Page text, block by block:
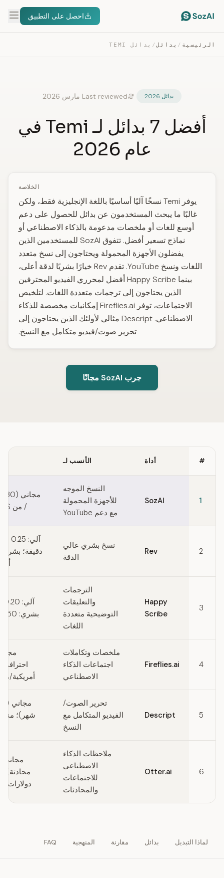
احصل على التطبيق
الرئيسية / بدائل/ بدائل TEMI
بدائل 2026 Last reviewed مارس 2026
أفضل 7 بدائل لـ Temi في
عام 2026
الخلاصة
يوفر Temi نسخًا آليًا أساسيًا باللغة الإنجليزية فقط، ولكن
غالبًا ما يبحث المستخدمون عن بدائل للحصول على دعم
أوسع للغات أو ملخصات مدعومة بالذكاء الاصطناعي أو
نماذج تسعير أفضل. تتفوق SozAI للمستخدمين الذين
يفضلون الأجهزة المحمولة ويحتاجون إلى نسخ متعدد
اللغات ونسخ YouTube. تقدم Rev خيارًا بشريًا لدقة أعلى،
بينما Happy Scribe أفضل لمحرري الفيديو المحترفين
الذين يحتاجون إلى ترجمات متعددة اللغات. لتلخيص
الاجتماعات، توفر Fireflies.ai إمكانيات مخصصة للذكاء
الاصطناعي. Descript مثالي لأولئك الذين يحتاجون إلى
تحرير صوت/فيديو متكامل مع النسخ.
جرب SozAI مجانًا
# أداة الأنسب لـ
1
SozAI
النسخ الموجه
للأجهزة المحمولة
مع دعم YouTube
/ من $44.99 سنويًا
2
Rev
نسخ بشري عالي
الدقة
3
Happy
Scribe
الترجمات
والتعليقات
التوضيحية متعددة
اللغات
بشري: 2.50 يورو/دقيقة
4
Fireflies.ai
ملخصات وتكاملات
اجتماعات الذكاء
الاصطناعي
أمريكية/
5
Descript
تحرير الصوت/
الفيديو المتكامل مع
النسخ
مجاني
6
Otter.ai
ملاحظات الذكاء
الاصطناعي
للاجتماعات
والمحادثات
دولارات
لماذا التبديل بدائل مقارنة المنهجية FAQ